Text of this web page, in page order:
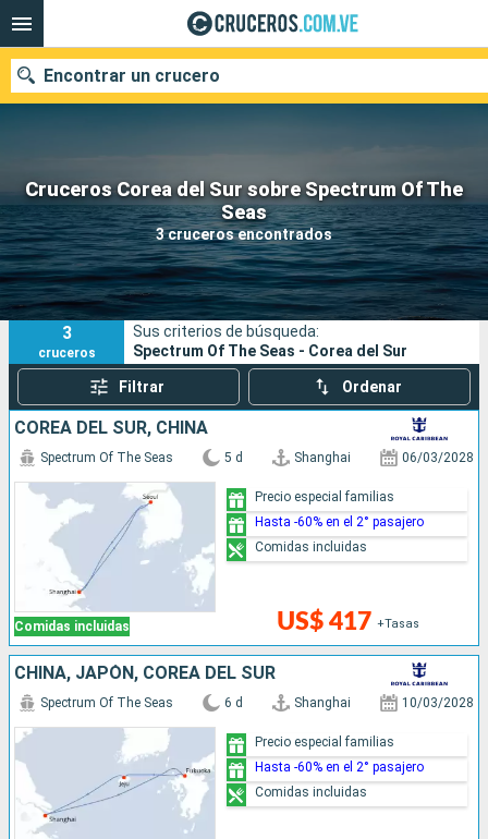
Cruceros Corea del Sur sobre Spectrum Of The
Seas
3 cruceros encontrados
Encontrar un crucero
Nuestros destinos
Fecha de salida
Puertos Compañías
Buscar
3
cruceros
Sus criterios de búsqueda:
Spectrum Of The Seas - Corea del Sur
Filtrar Ordenar
COREA DEL SUR, CHINA
Comidas incluidas
Spectrum Of The Seas 5 d Shanghai 06/03/2028
US$ 417 +Tasas
Precio especial familias
Hasta -60% en el 2° pasajero
Comidas incluidas
CHINA, JAPÓN, COREA DEL SUR
Spectrum Of The Seas 6 d Shanghai 10/03/2028
Precio especial familias
Hasta -60% en el 2° pasajero
Comidas incluidas